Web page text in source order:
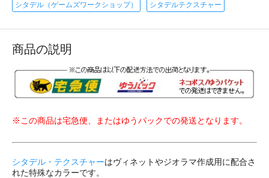
シタデル（ゲームズワークショップ） シタデルテクスチャー
商品の説明
※この商品は宅急便、またはゆうパックでの発送となります。
シタデル・テクスチャーはヴィネットやジオラマ作成用に配合さ
れた特殊なカラーです。